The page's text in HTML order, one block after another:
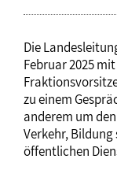
Die
Februar 2025
zu einem
anderem um
Verkehr, Bildung
öffentlichen